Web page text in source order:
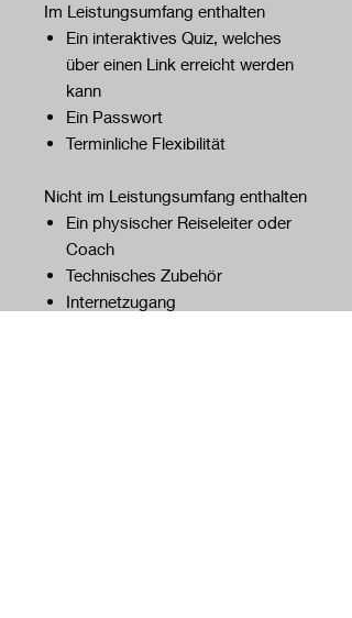
Im Leistungsumfang enthalten
Ein interaktives Quiz, welches
über einen Link erreicht werden
kann
Ein Passwort
Terminliche Flexibilität
Nicht im Leistungsumfang enthalten
Ein physischer Reiseleiter oder
Coach
Technisches Zubehör
Internetzugang